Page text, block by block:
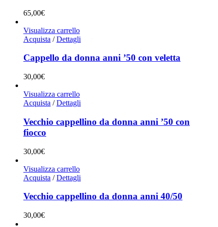
65,00€
Visualizza carrello
Acquista / Dettagli
Cappello da donna anni ’50 con veletta
30,00€
Visualizza carrello
Acquista / Dettagli
Vecchio cappellino da donna anni ’50 con
fiocco
30,00€
Visualizza carrello
Acquista / Dettagli
Vecchio cappellino da donna anni 40/50
30,00€